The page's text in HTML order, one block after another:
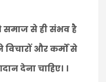
समाज से ही संभव है
और कर्मों से
देना चाहिए। ।